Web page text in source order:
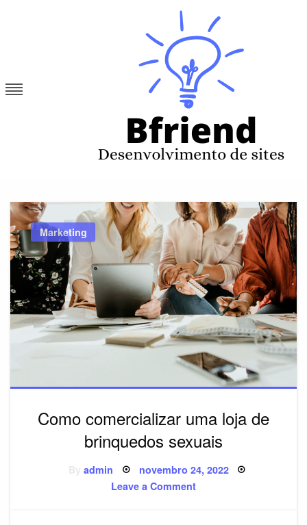
Marketing
Como comercializar uma loja de
brinquedos sexuais
Byadmin Posted
on
novembro 24, 2022
Leave a Commenton
Como